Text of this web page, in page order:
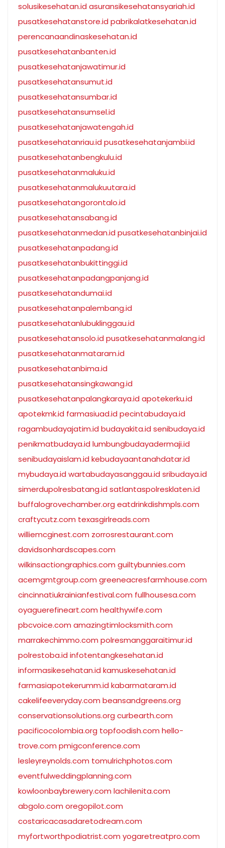
solusikesehatan.id asuransikesehatansyariah.id
pusatkesehatanstore.id pabrikalatkesehatan.id
perencanaandinaskesehatan.id
pusatkesehatanbanten.id
pusatkesehatanjawatimur.id
pusatkesehatansumut.id
pusatkesehatansumbar.id
pusatkesehatansumsel.id
pusatkesehatanjawatengah.id
pusatkesehatanriau.id pusatkesehatanjambi.id
pusatkesehatanbengkulu.id
pusatkesehatanmaluku.id
pusatkesehatanmalukuutara.id
pusatkesehatangorontalo.id
pusatkesehatansabang.id
pusatkesehatanmedan.id pusatkesehatanbinjai.id
pusatkesehatanpadang.id
pusatkesehatanbukittinggi.id
pusatkesehatanpadangpanjang.id
pusatkesehatandumai.id
pusatkesehatanpalembang.id
pusatkesehatanlubuklinggau.id
pusatkesehatansolo.id pusatkesehatanmalang.id
pusatkesehatanmataram.id
pusatkesehatanbima.id
pusatkesehatansingkawang.id
pusatkesehatanpalangkaraya.id apotekerku.id
apotekmk.id farmasiuad.id pecintabudaya.id
ragambudayajatim.id budayakita.id senibudaya.id
penikmatbudaya.id lumbungbudayadermaji.id
senibudayaislam.id kebudayaantanahdatar.id
mybudaya.id wartabudayasanggau.id sribudaya.id
simerdupolresbatang.id satlantaspolresklaten.id
buffalogrovechamber.org eatdrinkdishmpls.com
craftycutz.com texasgirlreads.com
williemcginest.com zorrosrestaurant.com
davidsonhardscapes.com
wilkinsactiongraphics.com guiltybunnies.com
acemgmtgroup.com greeneacresfarmhouse.com
cincinnatiukrainianfestival.com fullhousesa.com
oyaguerefineart.com healthywife.com
pbcvoice.com amazingtimlocksmith.com
marrakechimmo.com polresmanggaraitimur.id
polrestoba.id infotentangkesehatan.id
informasikesehatan.id kamuskesehatan.id
farmasiapotekerumm.id kabarmataram.id
cakelifeeveryday.com beansandgreens.org
conservationsolutions.org curbearth.com
pacificocolombia.org topfoodish.com hello-
trove.com pmigconference.com
lesleyreynolds.com tomulrichphotos.com
eventfulweddingplanning.com
kowloonbaybrewery.com lachilenita.com
abgolo.com oregopilot.com
costaricacasadaretodream.com
myfortworthpodiatrist.com yogaretreatpro.com